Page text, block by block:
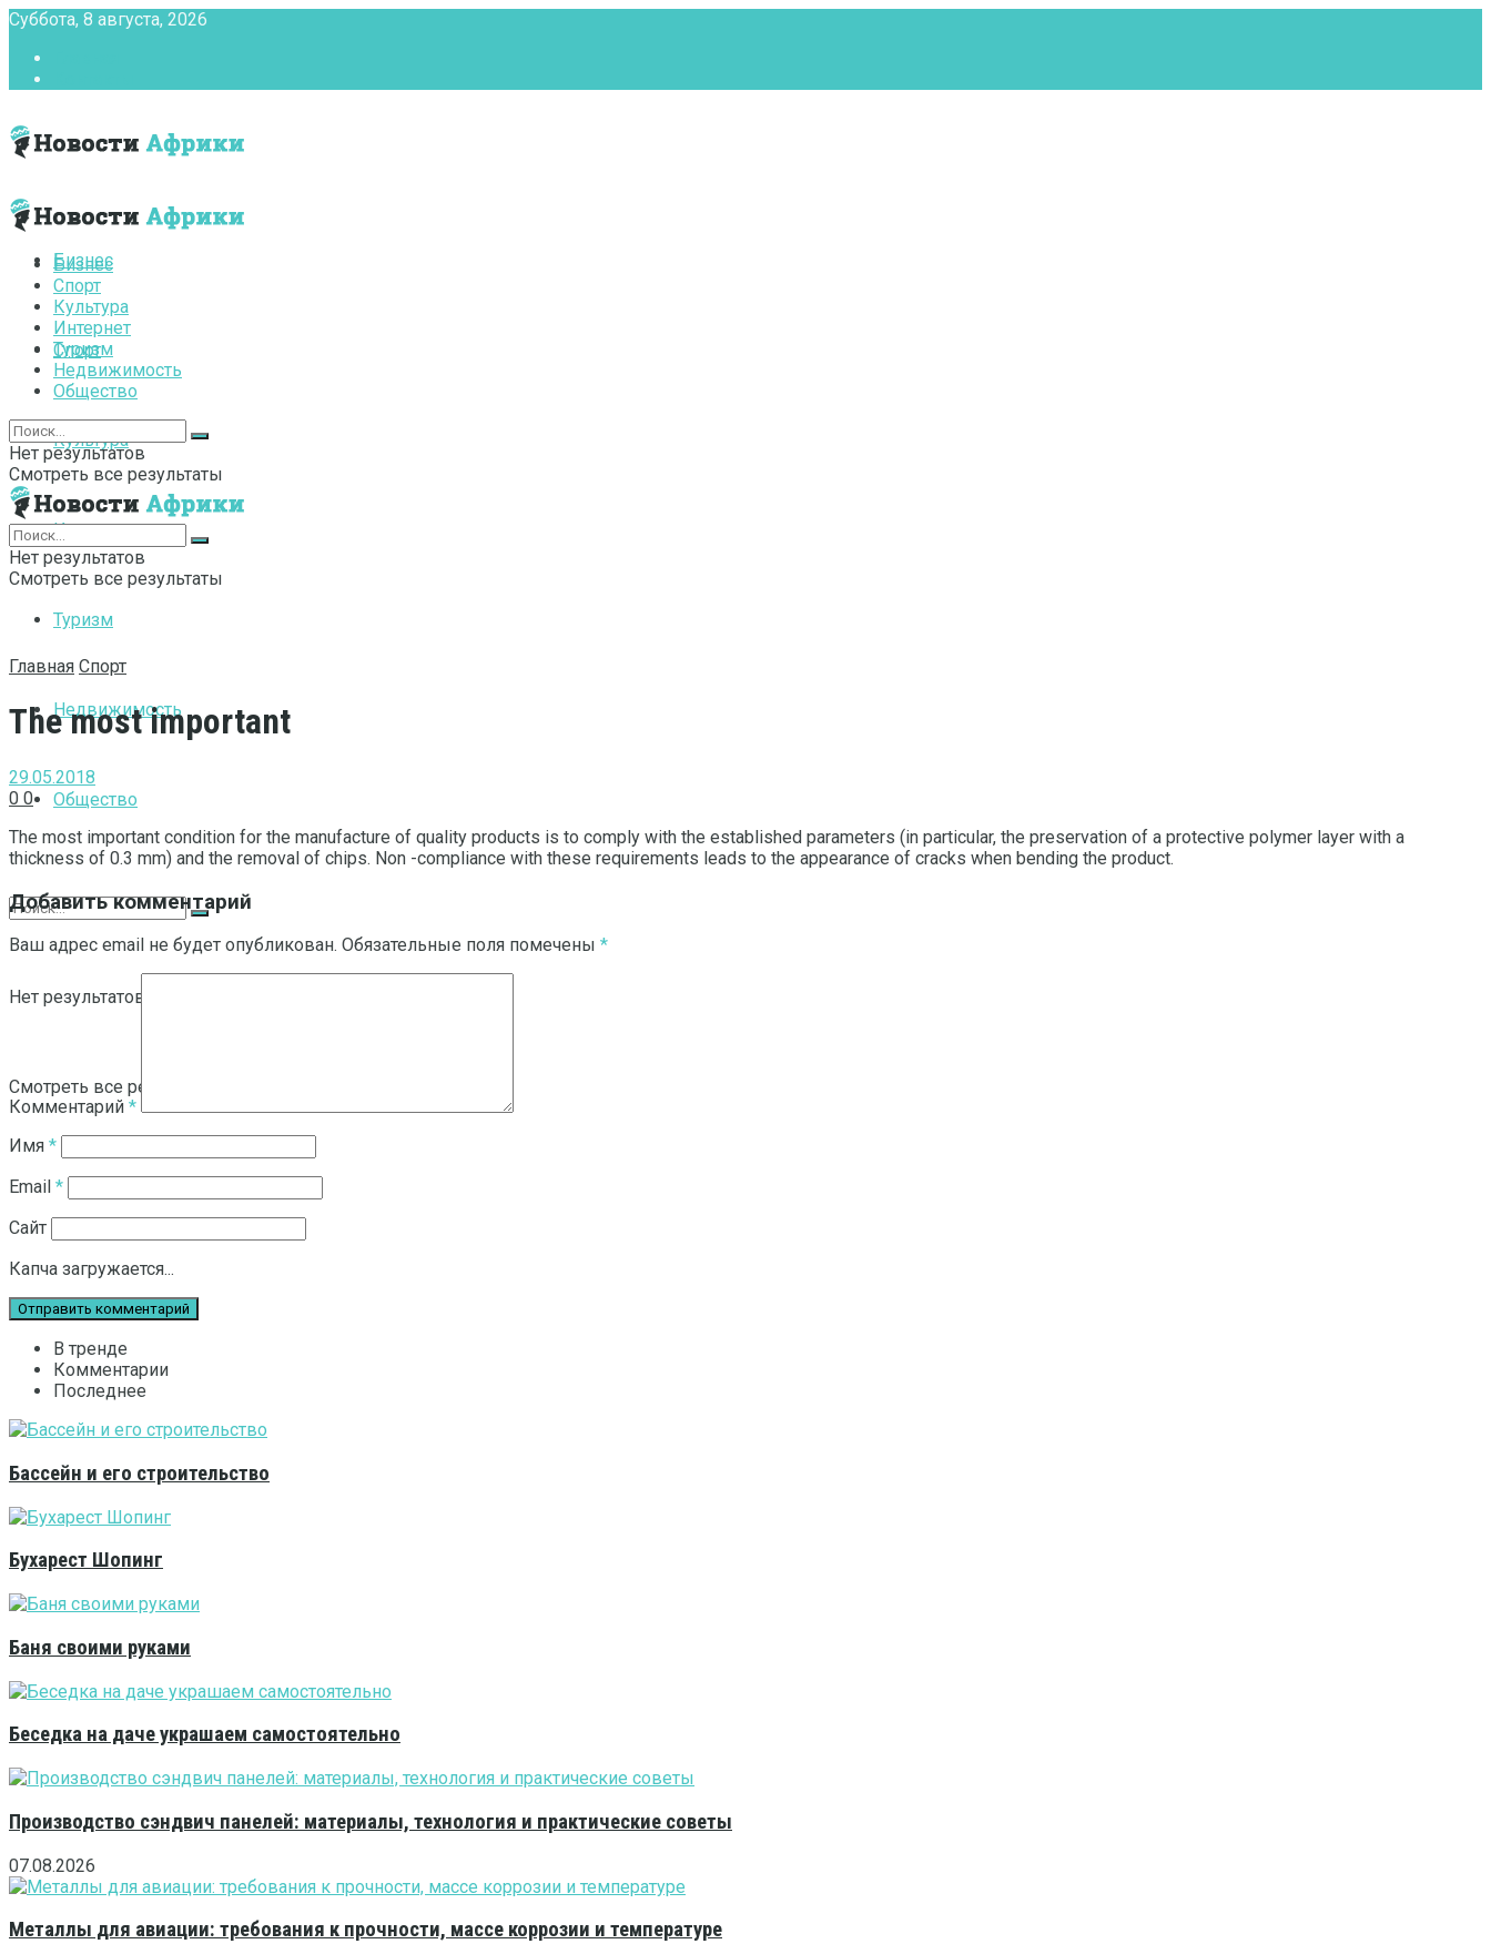
Суббота, 8 августа, 2026
Бизнес
Спорт
Культура
Интернет
Туризм
Недвижимость
Общество
Нет результатов
Смотреть все результаты
Бизнес
Спорт
Культура
Интернет
Туризм
Недвижимость
Общество
Нет результатов
Смотреть все результаты
Нет результатов
Смотреть все результаты
Главная Спорт
The most important
29.05.2018
0 0
The most important condition for the manufacture of quality products is to comply with the established parameters (in particular, the preservation of a protective polymer layer with a
thickness of 0.3 mm) and the removal of chips. Non -compliance with these requirements leads to the appearance of cracks when bending the product.
Добавить комментарий
Ваш адрес email не будет опубликован. Обязательные поля помечены *
Комментарий *
Имя *
Email *
Сайт
Капча загружается...
В тренде
Комментарии
Последнее
Бассейн и его строительство
Бухарест Шопинг
Баня своими руками
Беседка на даче украшаем самостоятельно
Производство сэндвич панелей: материалы, технология и практические советы
07.08.2026
Металлы для авиации: требования к прочности, массе коррозии и температуре